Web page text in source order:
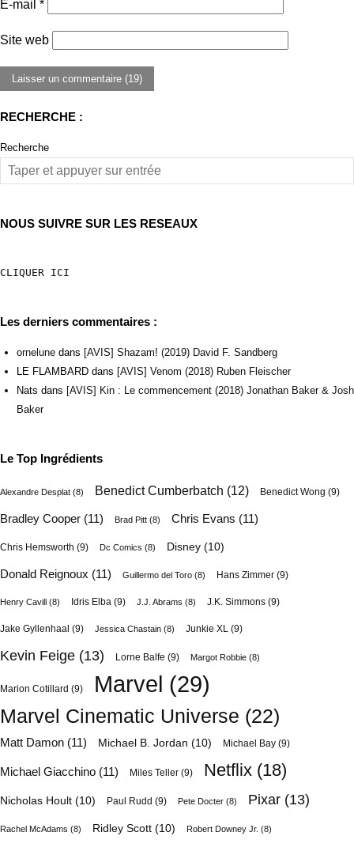
E-mail *
Site web
RECHERCHE :
Recherche
NOUS SUIVRE SUR LES RESEAUX
CLIQUER ICI
Les derniers commentaires :
ornelune dans [AVIS] Shazam! (2019) David F. Sandberg
LE FLAMBARD dans [AVIS] Venom (2018) Ruben Fleischer
Nats dans [AVIS] Kin : Le commencement (2018) Jonathan Baker & Josh
Baker
Le Top Ingrédients
Alexandre Desplat (8) Benedict Cumberbatch (12) Benedict Wong (9)
Bradley Cooper (11) Brad Pitt (8) Chris Evans (11)
Chris Hemsworth (9) Dc Comics (8) Disney (10)
Donald Reignoux (11) Guillermo del Toro (8) Hans Zimmer (9)
Henry Cavill (8) Idris Elba (9) J.J. Abrams (8) J.K. Simmons (9)
Jake Gyllenhaal (9) Jessica Chastain (8) Junkie XL (9)
Kevin Feige (13) Lorne Balfe (9) Margot Robbie (8)
Marion Cotillard (9) Marvel (29)
Marvel Cinematic Universe (22)
Matt Damon (11) Michael B. Jordan (10) Michael Bay (9)
Michael Giacchino (11) Miles Teller (9) Netflix (18)
Nicholas Hoult (10) Paul Rudd (9) Pete Docter (8) Pixar (13)
Rachel McAdams (8) Ridley Scott (10) Robert Downey Jr. (8)